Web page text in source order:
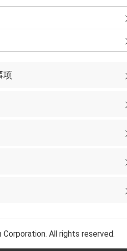
项
All rights reserved.